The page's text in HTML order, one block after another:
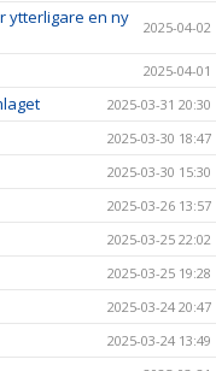
ytterligare en ny
2025-04-02
2025-04-01
2025-03-31 20:30
2025-03-30 18:47
2025-03-30 15:30
2025-03-26 13:57
2025-03-25 22:02
2025-03-25 19:28
2025-03-24 20:47
2025-03-24 13:49